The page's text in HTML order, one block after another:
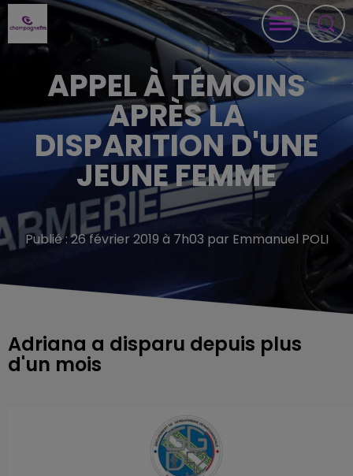
APPEL À TÉMOINS
APRÈS LA
DISPARITION D'UNE
JEUNE FEMME
Publié : 26 février 2019 à 7h03 par Emmanuel POLI
Adriana a disparu depuis plus
d'un mois